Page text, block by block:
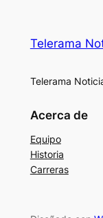
Telerama
Telerama
Acerca de
Equipo
Historia
Carreras